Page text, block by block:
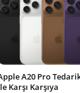
A20 Pro
Karşı Karşıya